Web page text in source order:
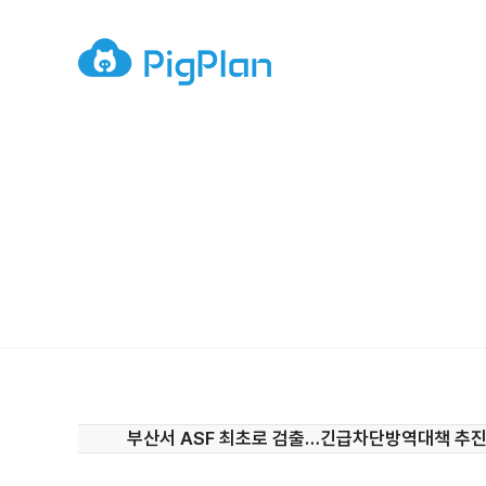
부산서 ASF 최초로 검출…긴급차단방역대책 추진